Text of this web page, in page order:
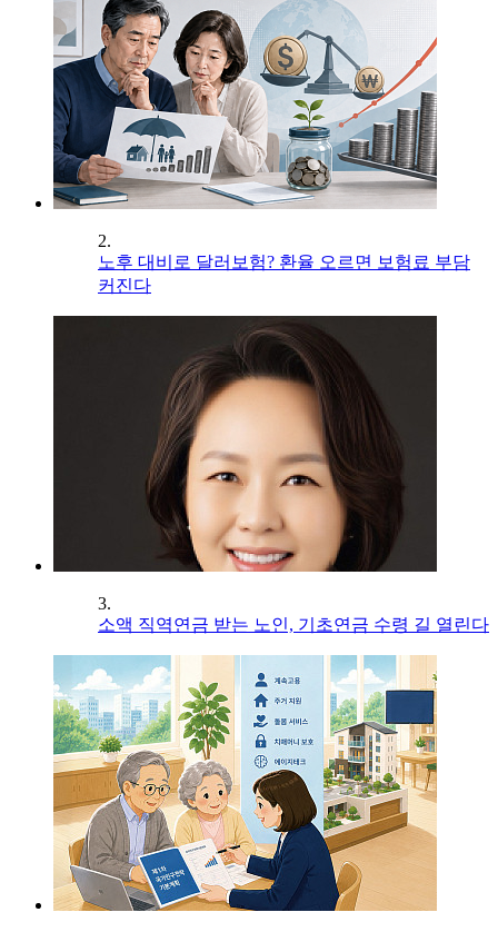
2.
노후 대비로 달러보험? 환율 오르면 보험료 부담
커진다
3.
소액 직역연금 받는 노인, 기초연금 수령 길 열린다